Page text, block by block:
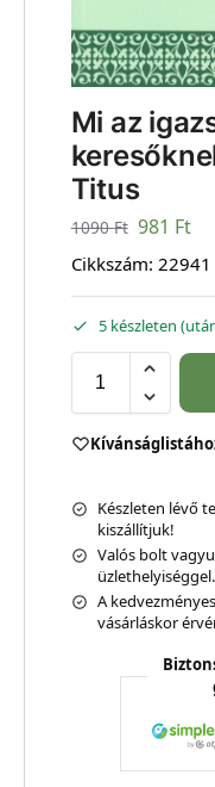
Mi az
Titus
1090Ft 981 Ft
Cikkszám: 22941
5 készleten
Készleten lévő
kiszállítjuk!
Valós bolt
üzlethelyiséggel.
A
vásárláskor